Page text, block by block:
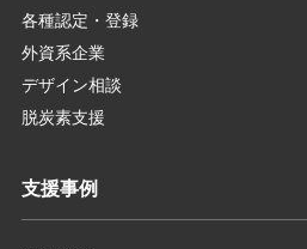
各種認定・登録
外資系企業
デザイン相談
脱炭素支援
支援事例